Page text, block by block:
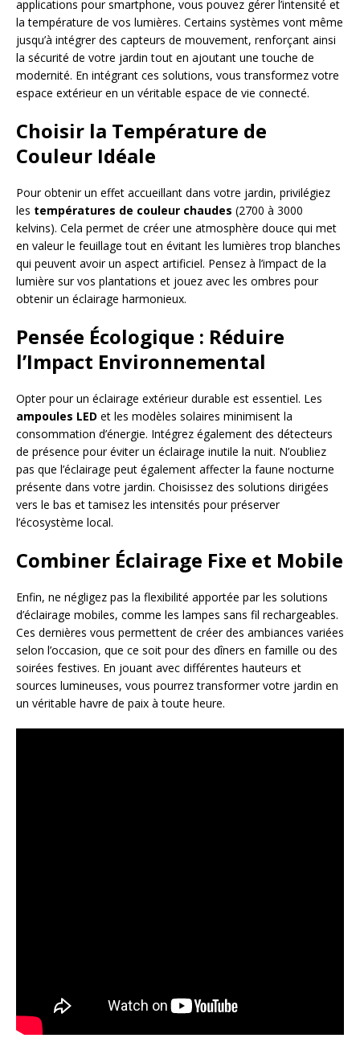
applications pour smartphone, vous pouvez gérer l’intensité et
la température de vos lumières. Certains systèmes vont même
jusqu’à intégrer des capteurs de mouvement, renforçant ainsi
la sécurité de votre jardin tout en ajoutant une touche de
modernité. En intégrant ces solutions, vous transformez votre
espace extérieur en un véritable espace de vie connecté.
Choisir la Température de
Couleur Idéale
Pour obtenir un effet accueillant dans votre jardin, privilégiez
les températures de couleur chaudes (2700 à 3000
kelvins). Cela permet de créer une atmosphère douce qui met
en valeur le feuillage tout en évitant les lumières trop blanches
qui peuvent avoir un aspect artificiel. Pensez à l’impact de la
lumière sur vos plantations et jouez avec les ombres pour
obtenir un éclairage harmonieux.
Pensée Écologique : Réduire
l’Impact Environnemental
Opter pour un éclairage extérieur durable est essentiel. Les
ampoules LED et les modèles solaires minimisent la
consommation d’énergie. Intégrez également des détecteurs
de présence pour éviter un éclairage inutile la nuit. N’oubliez
pas que l’éclairage peut également affecter la faune nocturne
présente dans votre jardin. Choisissez des solutions dirigées
vers le bas et tamisez les intensités pour préserver
l’écosystème local.
Combiner Éclairage Fixe et Mobile
Enfin, ne négligez pas la flexibilité apportée par les solutions
d’éclairage mobiles, comme les lampes sans fil rechargeables.
Ces dernières vous permettent de créer des ambiances variées
selon l’occasion, que ce soit pour des dîners en famille ou des
soirées festives. En jouant avec différentes hauteurs et
sources lumineuses, vous pourrez transformer votre jardin en
un véritable havre de paix à toute heure.